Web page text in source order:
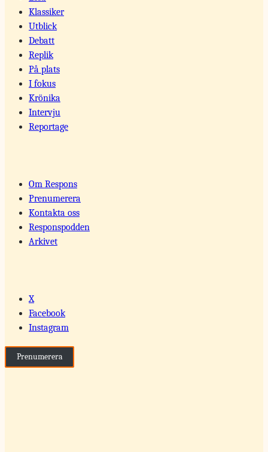
Klassiker
Utblick
Debatt
Replik
På plats
I fokus
Krönika
Intervju
Reportage
Om Respons
Prenumerera
Kontakta oss
Responspodden
Arkivet
X
Facebook
Instagram
Prenumerera